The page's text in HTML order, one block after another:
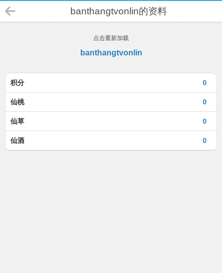
banthangtvonlin的资料
点击重新加载
banthangtvonlin
0
积分
0
仙桃
0
仙草
0
仙酒